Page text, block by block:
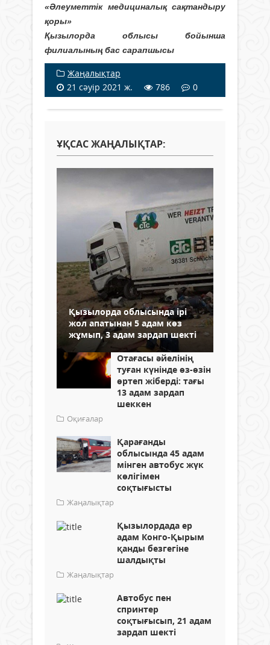
«Әлеуметтік медициналық сақтандыру
қоры»
Қызылорда облысы бойынша
филиалының бас сарапшысы
Жаңалықтар
21 сәуір 2021 ж.
786 0
ҰҚСАС ЖАҢАЛЫҚТАР:
Қызылорда облысында ірі
жол апатынан 5 адам көз
жұмып, 3 адам зардап шекті
Отағасы әйелінің
туған күнінде өз-өзін
өртеп жіберді: тағы
13 адам зардап
шеккен
Оқиғалар
Қарағанды
облысында 45 адам
мінген автобус жүк
көлігімен
соқтығысты
Жаңалықтар
Қызылордада ер
адам Конго-Қырым
қанды безгегіне
шалдықты
Жаңалықтар
Автобус пен
спринтер
соқтығысып, 21 адам
зардап шекті